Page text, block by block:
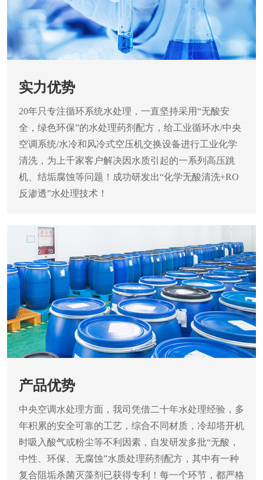
实力优势
20年只专注循环系统水处理，一直坚持采用“无酸安
全，绿色环保”的水处理药剂配方，给工业循环水/中央
空调系统/水冷和风冷式空压机交换设备进行工业化学
清洗，为上千家客户解决因水质引起的一系列高压跳
机、结垢腐蚀等问题！成功研发出“化学无酸清洗+RO
反渗透”水处理技术！
产品优势
中央空调水处理方面，我司凭借二十年水处理经验，多
年积累的安全可靠的工艺，综合不同材质，冷却塔开机
时吸入酸气或粉尘等不利因素，自发研发多批“无酸，
中性、环保、无腐蚀”水质处理药剂配方，其中有一种
复合阻垢杀菌灭藻剂已获得专利！每一个环节，都严格